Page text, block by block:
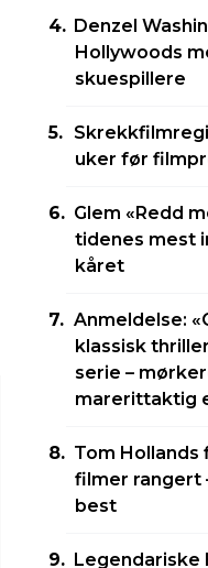
Denzel
Hollywoods
skuespillere
uker før
Glem «Redd
tidenes mest
kåret
Anmeldelse:
klassisk
serie –
marerittaktig
Tom Hollands
filmer rangert
best
Legendariske